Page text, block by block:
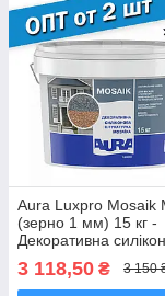
Aura Luxpro Mosaik
(зерно 1 мм) 15 кг -
Декоративна
3 118,50 ₴ 3 150